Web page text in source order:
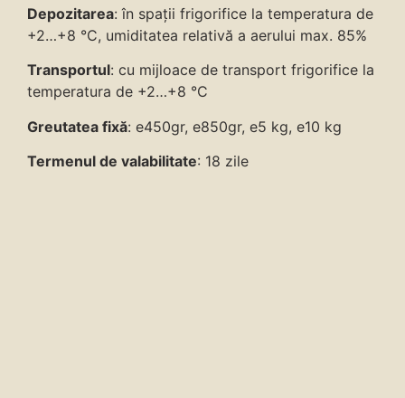
Depozitarea: în spații frigorifice la temperatura de
+2…+8 °C, umiditatea relativă a aerului max. 85%
Transportul: cu mijloace de transport frigorifice la
temperatura de +2…+8 °C
Greutatea fixă: e450gr, e850gr, e5 kg, e10 kg
Termenul de valabilitate: 18 zile